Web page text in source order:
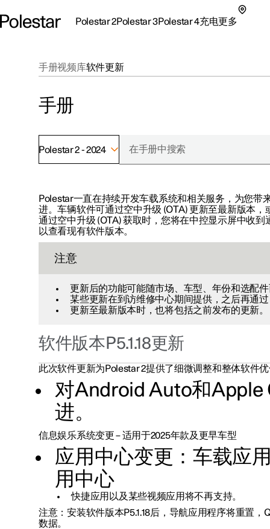
Polestar 2Polestar 3Polestar 4充电更多
探索Polestar 2
联系我们
极星官方二手车
探索Polestar 3
联系我们
探索Polestar 4
探索充电
公共充电
家庭充电
车主服务
可持续性
新闻
注册新闻
手册视频库软件更新
手册
Polestar 2 - 2024
Polestar一直在持续开发车载系统和相关服务，为您
进。车辆软件可通过空中升级 (OTA) 更新至最新版本
通过空中升级 (OTA) 获取时，您将在中控显示屏中收到
以查看现有软件版本。
注意
更新后的功能可能随市场、车型、年份和选配
某些更新在到访维修中心期间提供，之后再通
更新至最新版本时，也将包括之前发布的更新。
软件版本P5.1.18更新
此次软件更新为Polestar 2提供了细微调整和整体软件
对Android Auto和Apple
进。
信息娱乐系统变更 – 适用于2025年款及更早车型
应用中心变更：车载应
用中心
快捷应用以及某些视频应用将不再支持。
注意：安装软件版本P5.1.18后，导航应用程序将重置
数据。